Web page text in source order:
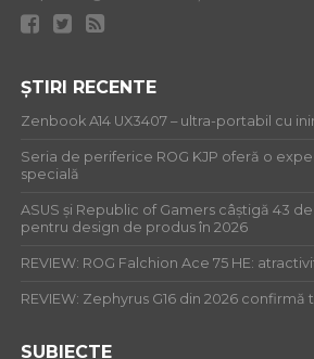
ȘTIRI RECENTE
Zenbook A14 UX3407 – ultra-portabil cu
Seria de periferice ROG KJP oferă o
specială
ASUS și Republic of Gamers câștigă 43
pentru design de produs în 2026
REVIEW: ROG Falchion Ace 75 HE:
REVIEW: Zephyrus G16 din 2026
SUBIECTE